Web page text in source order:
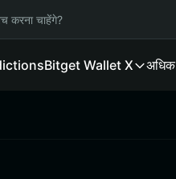
करना चाहेंगे?
Bitget Wallet X अधिक